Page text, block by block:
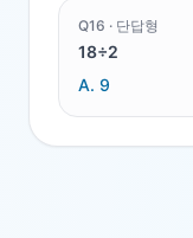
Q16 · 단답형
18÷2
A. 9